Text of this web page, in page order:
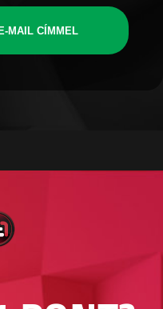
MAIL CÍMMEL